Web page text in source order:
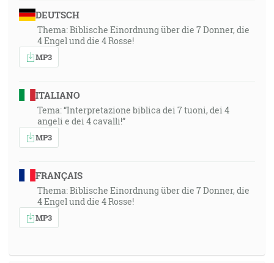
DEUTSCH
Thema: Biblische Einordnung über die 7 Donner, die
4 Engel und die 4 Rosse!
MP3
ITALIANO
Tema: “Interpretazione biblica dei 7 tuoni, dei 4
angeli e dei 4 cavalli!”
MP3
FRANÇAIS
Thema: Biblische Einordnung über die 7 Donner, die
4 Engel und die 4 Rosse!
MP3